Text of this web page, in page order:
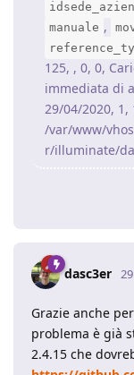
manuale ,
125, , 0, 0,
immediata di
29/04/2020,
/var/www/
r/illuminate/
dasc3er
Grazie anche
problema è già
2.4.15 che